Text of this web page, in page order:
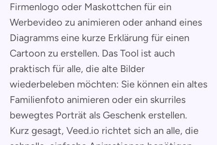
Firmenlogo oder Maskottchen für ein
Werbevideo zu animieren oder anhand eines
Diagramms eine kurze Erklärung für einen
Cartoon zu erstellen. Das Tool ist auch
praktisch für alle, die alte Bilder
wiederbeleben möchten: Sie können ein altes
Familienfoto animieren oder ein skurriles
bewegtes Porträt als Geschenk erstellen.
Kurz gesagt, Veed.io richtet sich an alle, die